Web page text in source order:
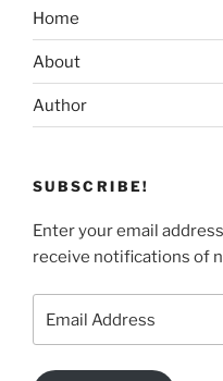
Home
About
Author
SUBSCRIBE!
Enter your email
receive notifications of